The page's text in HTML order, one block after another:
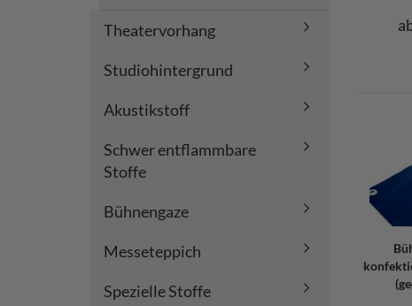
Theatervorhang
Studiohintergrund
Akustikstoff
Schwer entflammbare
Stoffe
Bühnengaze
Messeteppich
Spezielle Stoffe